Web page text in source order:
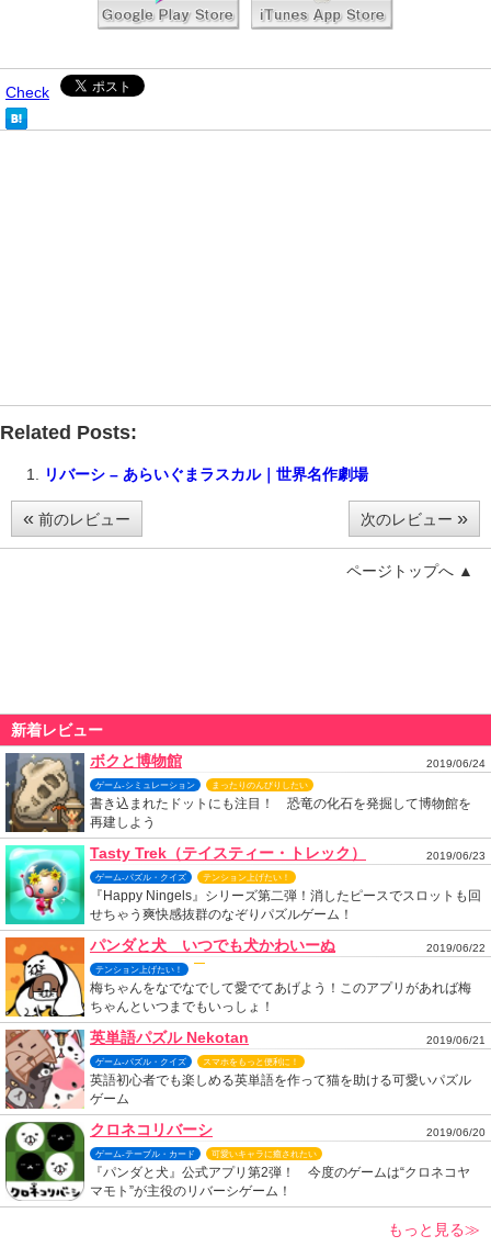
Check
Related Posts:
リバーシ – あらいぐまラスカル｜世界名作劇場
« 前のレビュー 次のレビュー »
ページトップへ ▲
新着レビュー
ボクと博物館
2019/06/24
ゲーム-シミュレーション まったりのんびりしたい
書き込まれたドットにも注目！ 恐竜の化石を発掘して博物館を
再建しよう
Tasty Trek（テイスティー・トレック） 2019/06/23
ゲーム-パズル・クイズ テンション上げたい！
『Happy Ningels』シリーズ第二弾！消したピースでスロットも回
せちゃう爽快感抜群のなぞりパズルゲーム！
パンダと犬 いつでも犬かわいーぬ 2019/06/22
テンション上げたい！
梅ちゃんをなでなでして愛でてあげよう！このアプリがあれば梅
ちゃんといつまでもいっしょ！
英単語パズル Nekotan 2019/06/21
ゲーム-パズル・クイズ スマホをもっと便利に！
英語初心者でも楽しめる英単語を作って猫を助ける可愛いパズル
ゲーム
クロネコリバーシ 2019/06/20
ゲーム-テーブル・カード 可愛いキャラに癒されたい
『パンダと犬』公式アプリ第2弾！ 今度のゲームは“クロネコヤ
マモト”が主役のリバーシゲーム！
もっと見る≫